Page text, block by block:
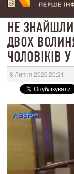
НЕ ЗНАЙШЛИ
ДВОХ
ЧОЛОВІКІВ
8 Липня 2026 20:21